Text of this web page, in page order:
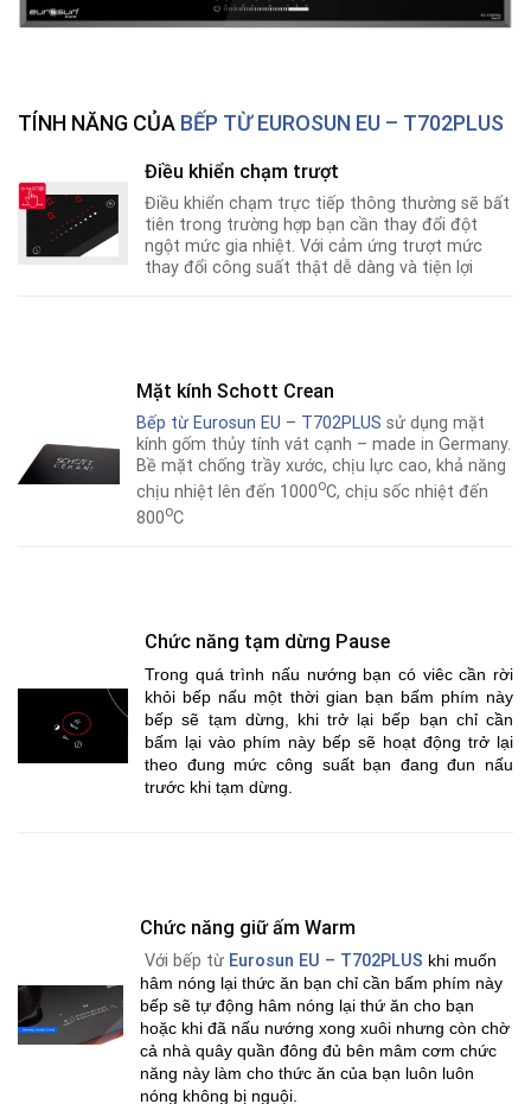
TÍNH NĂNG CỦA BẾP TỪ EUROSUN EU – T702PLUS
Điều khiển chạm trượt
Điều khiển chạm trực tiếp thông thường sẽ bất
tiên trong trường hợp bạn cần thay đổi đột
ngột mức gia nhiệt. Với cảm ứng trượt mức
thay đổi công suất thật dễ dàng và tiện lợi
Mặt kính Schott Crean
Bếp từ Eurosun EU – T702PLUS sử dụng mặt
kính gốm thủy tính vát cạnh – made in Germany.
Bề mặt chống trầy xước, chịu lực cao, khả năng
chịu nhiệt lên đến 1000oC, chịu sốc nhiệt đến
800oC
Chức năng tạm dừng Pause
Trong quá trình nấu nướng bạn có viêc cần rời
khỏi bếp nấu một thời gian bạn bấm phím này
bếp sẽ tạm dừng, khi trở lại bếp bạn chỉ cần
bấm lại vào phím này bếp sẽ hoạt động trở lại
theo đung mức công suất bạn đang đun nấu
trước khi tạm dừng.
Chức năng giữ ấm Warm
Với bếp từ Eurosun EU – T702PLUS khi muốn
hâm nóng lại thức ăn bạn chỉ cần bấm phím này
bếp sẽ tự động hâm nóng lại thứ ăn cho bạn
hoặc khi đã nấu nướng xong xuôi nhưng còn chờ
cả nhà quây quần đông đủ bên mâm cơm chức
năng này làm cho thức ăn của bạn luôn luôn
nóng không bị nguội.